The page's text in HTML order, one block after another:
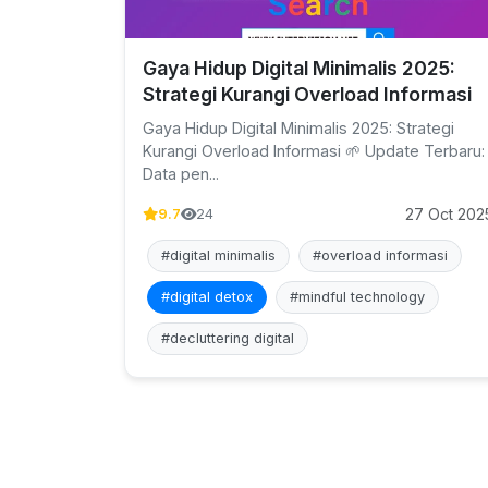
Gaya Hidup Digital Minimalis 2025:
Strategi Kurangi Overload Informasi
Gaya Hidup Digital Minimalis 2025: Strategi
Kurangi Overload Informasi 🌱 Update Terbaru:
Data pen...
9.7 24 27 Oct
#digital minimalis #overload informasi
#digital detox #mindful technology
#decluttering digital